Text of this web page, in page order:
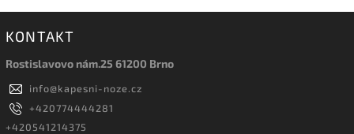
KONTAKT
Rostislavovo nám.25 61200 Brno
info@kapesni-noze.cz
+420774444281
+420541214375